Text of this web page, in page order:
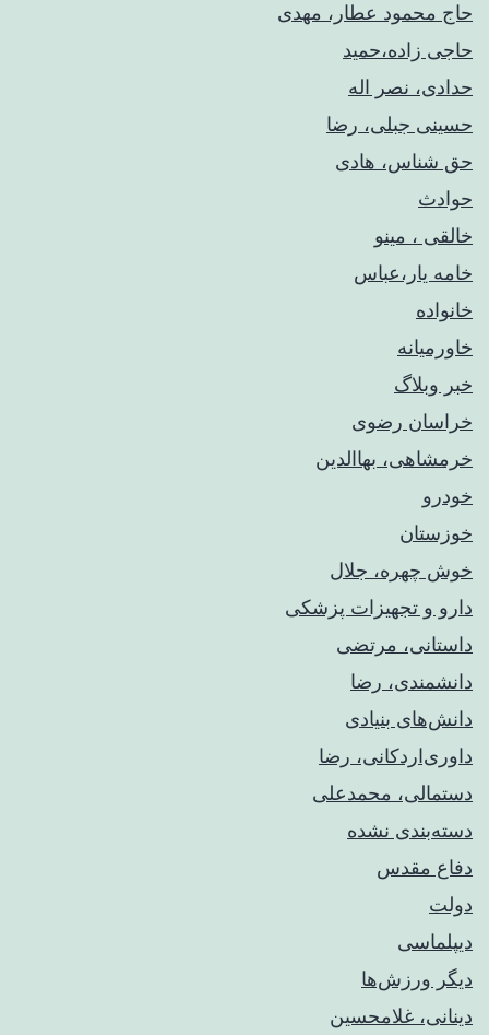
حاج محمود عطار، مهدی
حاجی زاده،حمید
حدادی، نصر اله
حسینی جبلی، رضا
حق شناس، هادی
حوادث
خالقی ، مینو
خامه یار،عباس
خانواده
خاورمیانه
خبر وبلاگ
خراسان رضوی
خرمشاهی، بهاالدین
خودرو
خوزستان
خوش چهره، جلال
دارو و تجهیزات پزشکی
داستانی، مرتضی
دانشمندی، رضا
دانش‌های بنیادی
داوری‌اردکانی، رضا
دستمالی، محمدعلی
دسته‌بندی نشده
دفاع مقدس
دولت
دیپلماسی
دیگر ورزش‌ها
دینانی، غلامحسین